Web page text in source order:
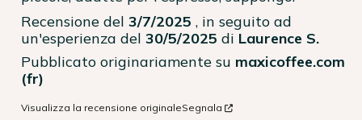
Recensione del 3/7/2025 , in seguito ad
un'esperienza del 30/5/2025 di Laurence S.
Pubblicato originariamente su maxicoffee.com
(fr)
Visualizza la recensione originaleSegnala